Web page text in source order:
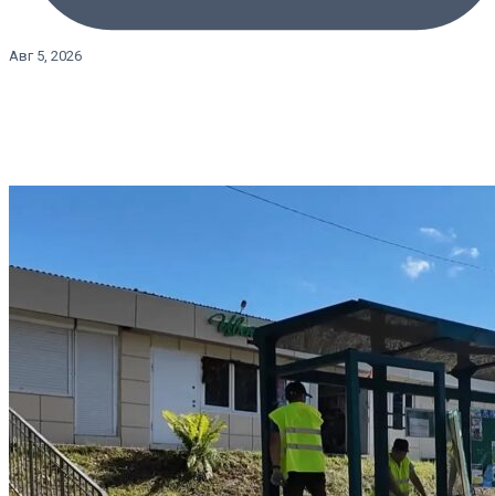
Авг 5, 2026